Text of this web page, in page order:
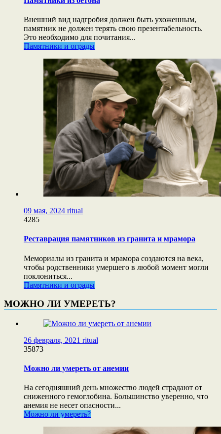
Внешний вид надгробия должен быть ухоженным,
памятник не должен терять свою презентабельность.
Это необходимо для почитания...
Памятники и ограды
09 мая, 2024 ritual
4285
Реставрация памятников из гранита и мрамора
Мемориалы из гранита и мрамора создаются на века,
чтобы родственники умершего в любой момент могли
поклониться...
Памятники и ограды
МОЖНО ЛИ УМЕРЕТЬ?
26 февраля, 2021 ritual
35873
Можно ли умереть от анемии
На сегодняшний день множество людей страдают от
сниженного гемоглобина. Большинство уверенно, что
анемия не несет опасности...
Можно ли умереть?